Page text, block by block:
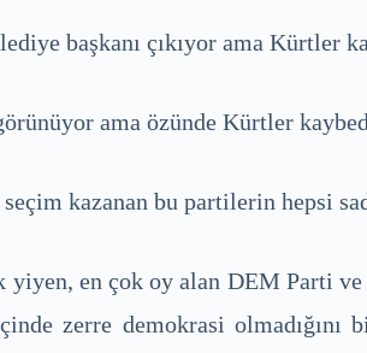
başkanı çıkıyor ama Kürtler
ama özünde Kürtler
kazanan bu partilerin hepsi
yiyen, en çok oy alan DEM Parti
zerre demokrasi